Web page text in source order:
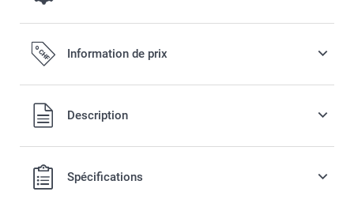
Gardez-le au frais s'il voyage au chaud
2,50 / pièce
Information de prix
Tous les prix sont en francs suisses (CHF), TVA incluse et
hors frais de port.
Description
Spécifications